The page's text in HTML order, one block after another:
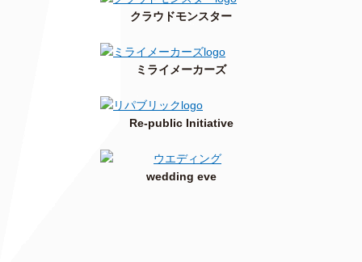
クラウドモンスター
ミライメーカーズ
Re-public Initiative
wedding eve